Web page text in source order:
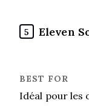
5 Eleven
Idéal pour les